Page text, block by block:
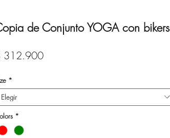
de Conjunto YOGA con bikers
312.900Precio
*
Elegir
*